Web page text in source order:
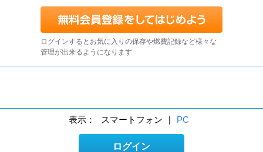
ログインするとお気に入りの保存や燃費記録など様々な
管理が出来るようになります
表示： スマートフォン | PC
ログイン